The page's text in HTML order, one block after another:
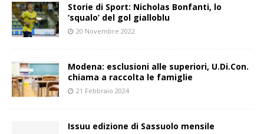
Storie di Sport: Nicholas Bonfanti, lo
‘squalo’ del gol gialloblu
20 Novembre 2022
Modena: esclusioni alle superiori, U.Di.Con.
chiama a raccolta le famiglie
21 Febbraio 2024
Issuu edizione di Sassuolo mensile